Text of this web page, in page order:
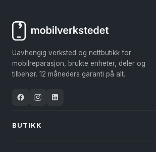
Uavhengig verksted og nettbutikk for
mobilreparasjon, brukte enheter, deler og
tilbehør. 12 måneders garanti på alt.
BUTIKK